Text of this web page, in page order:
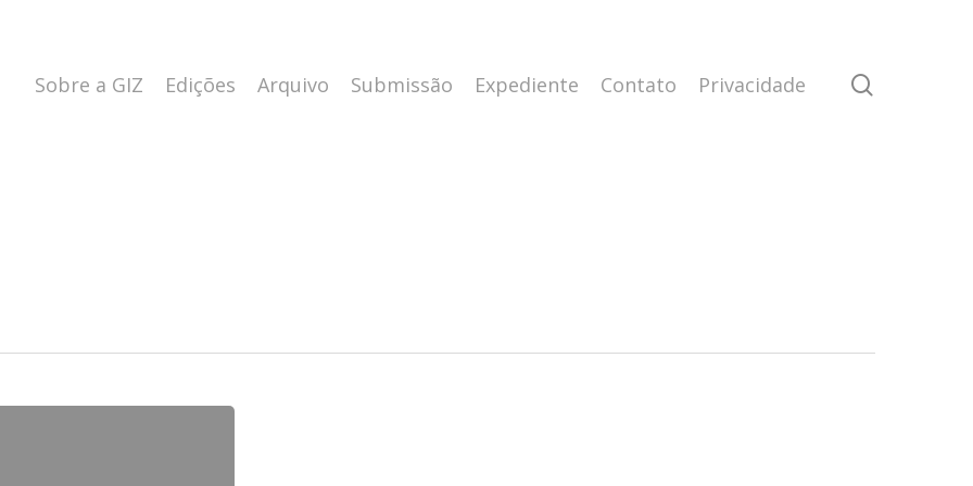
Sobre a GIZ Edições Arquivo Submissão Expediente Contato Privacidade